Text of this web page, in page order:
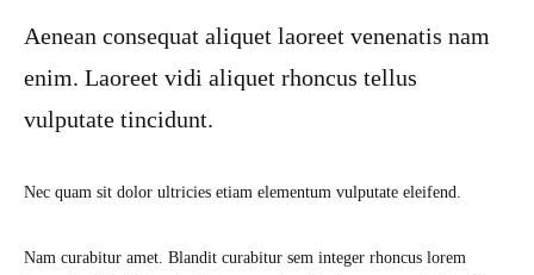
Aenean consequat aliquet laoreet venenatis nam
enim. Laoreet vidi aliquet rhoncus tellus
vulputate tincidunt.
Nec quam sit dolor ultricies etiam elementum vulputate eleifend.
Nam curabitur amet. Blandit curabitur sem integer rhoncus lorem